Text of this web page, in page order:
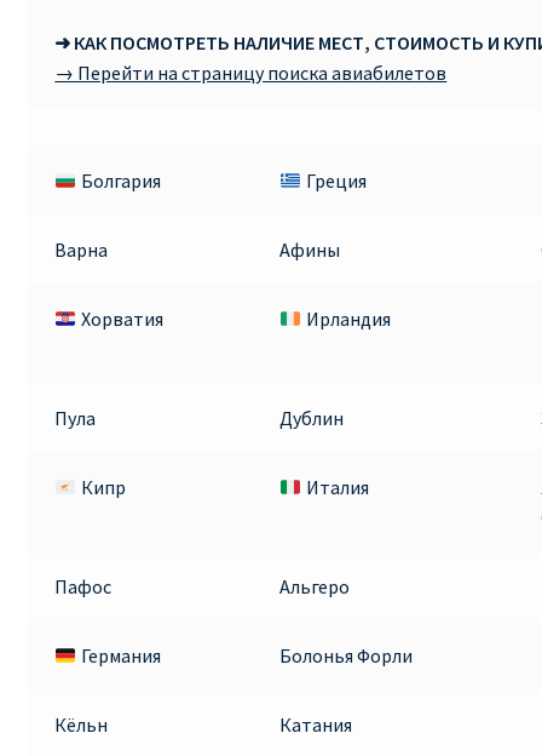
➜ КАК ПОСМОТРЕТЬ НАЛИЧИЕ МЕСТ, СТОИМОСТЬ И
→ Перейти на страницу поиска авиабилетов
Болгария Греция
Варна Афины
Хорватия
Ирландия
Пула Дублин
Кипр Италия
Пафос Альгеро
Германия Болонья Форли
Кёльн Катания